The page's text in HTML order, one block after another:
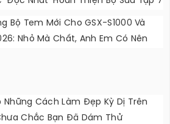
Bộ Tem Mới Cho GSX-S1000 Và
Nhỏ Mà Chất, Anh Em Có Nên
Những Cách Làm Đẹp Kỳ Dị Trên
Chắc Bạn Đã Dám Thử